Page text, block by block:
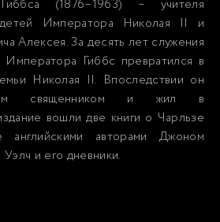
(1876–1963) – учителя
детей Императора Николая II и
Алексея. За десять лет служения
Гиббс превратился в
Николая II. Впоследствии он
священником и жил в
вошли две книги о Чарльзе
английскими авторами Джоном
и его дневники.